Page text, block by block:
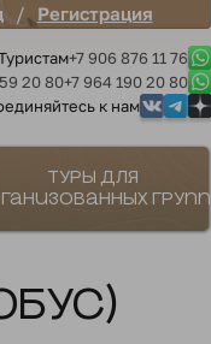
/ Регистрация
+7 906 876 11 76
20 80+7 964 190 20 80
к нам
Туры для
групп